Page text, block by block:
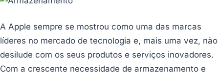
A Apple sempre se mostrou como uma das marcas
líderes no mercado de tecnologia e, mais uma vez, não
desilude com os seus produtos e serviços inovadores.
Com a crescente necessidade de armazenamento e